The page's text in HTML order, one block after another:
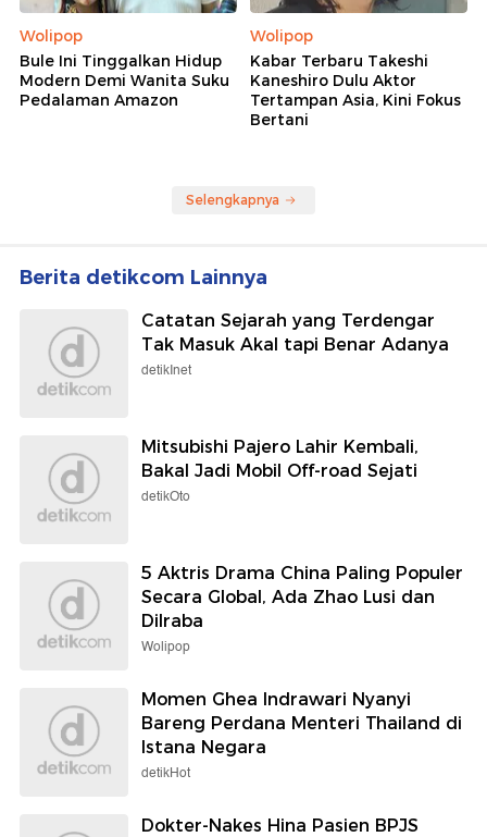
Wolipop
Bule Ini Tinggalkan Hidup
Modern Demi Wanita Suku
Pedalaman Amazon
Wolipop
Kabar Terbaru Takeshi
Kaneshiro Dulu Aktor
Tertampan Asia, Kini Fokus
Bertani
Selengkapnya
Berita detikcom Lainnya
Catatan Sejarah yang Terdengar
Tak Masuk Akal tapi Benar Adanya
detikInet
Mitsubishi Pajero Lahir Kembali,
Bakal Jadi Mobil Off-road Sejati
detikOto
5 Aktris Drama China Paling Populer
Secara Global, Ada Zhao Lusi dan
Dilraba
Wolipop
Momen Ghea Indrawari Nyanyi
Bareng Perdana Menteri Thailand di
Istana Negara
detikHot
Dokter-Nakes Hina Pasien BPJS